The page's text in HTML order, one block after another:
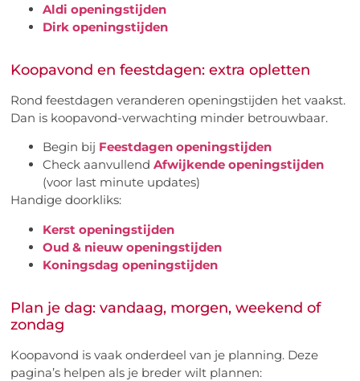
Aldi openingstijden
Dirk openingstijden
Koopavond en feestdagen: extra opletten
Rond feestdagen veranderen openingstijden het vaakst.
Dan is koopavond-verwachting minder betrouwbaar.
Begin bij Feestdagen openingstijden
Check aanvullendAfwijkende openingstijden
(voor last minute updates)
Handige doorkliks:
Kerst openingstijden
Oud & nieuw openingstijden
Koningsdag openingstijden
Plan je dag: vandaag, morgen, weekend of
zondag
Koopavond is vaak onderdeel van je planning. Deze
pagina’s helpen als je breder wilt plannen: